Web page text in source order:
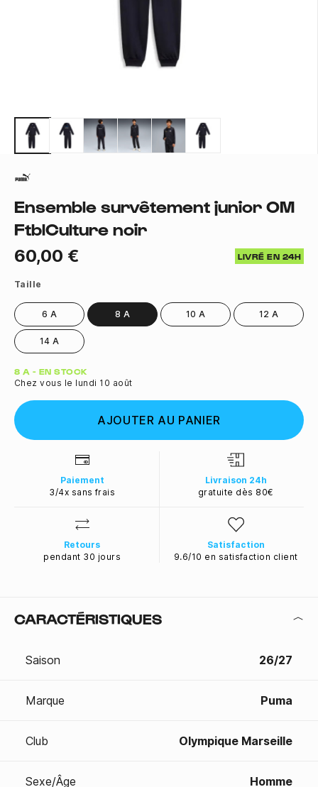
Ensemble survêtement junior OM
FtblCulture noir
60,00 € LIVRÉ EN 24H
Taille
6 A 8 A 10 A 12 A
14 A
Quantité
8 A - EN STOCK
Chez vous le lundi 10 août
AJOUTER AU PANIER
Paiement
3/4x sans frais
Livraison 24h
gratuite dès 80€
Retours
pendant 30 jours
Satisfaction
9.6/10 en satisfaction client
CARACTÉRISTIQUES
Saison 26/27
Marque Puma
Club Olympique Marseille
Sexe/Âge Homme